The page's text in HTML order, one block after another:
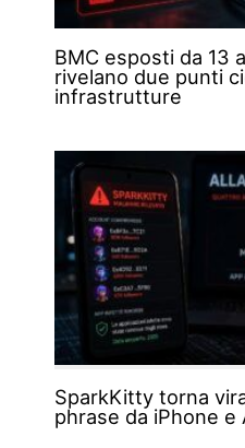
BMC esposti da 13
rivelano due punti
infrastrutture
SparkKitty torna
phrase da iPhone e